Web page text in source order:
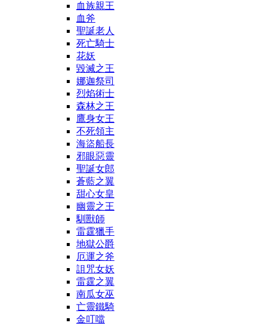
血族親王
血斧
聖誕老人
死亡騎士
花妖
毀滅之王
娜迦祭司
烈焰術士
森林之王
鷹身女王
不死領主
海盜船長
邪眼惡靈
聖誕女郎
蒼藍之翼
甜心女皇
幽靈之王
馴獸師
雷霆獵手
地獄公爵
厄運之斧
詛咒女妖
雷霆之翼
南瓜女巫
亡靈鐵騎
金叮噹